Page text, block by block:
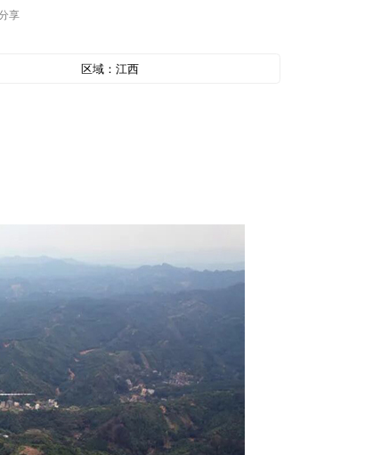
享
区域：江西